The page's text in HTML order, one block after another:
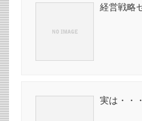
経営戦略
実は・・・